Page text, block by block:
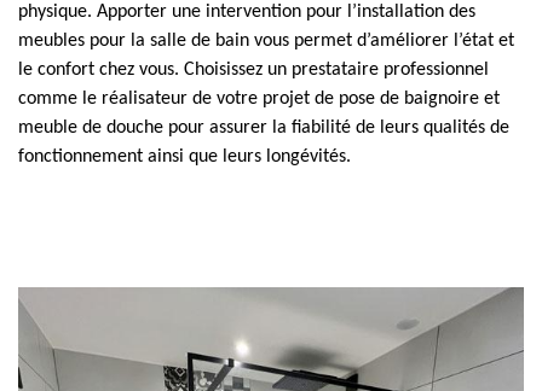
physique. Apporter une intervention pour l’installation des
meubles pour la salle de bain vous permet d’améliorer l’état et
le confort chez vous. Choisissez un prestataire professionnel
comme le réalisateur de votre projet de pose de baignoire et
meuble de douche pour assurer la fiabilité de leurs qualités de
fonctionnement ainsi que leurs longévités.